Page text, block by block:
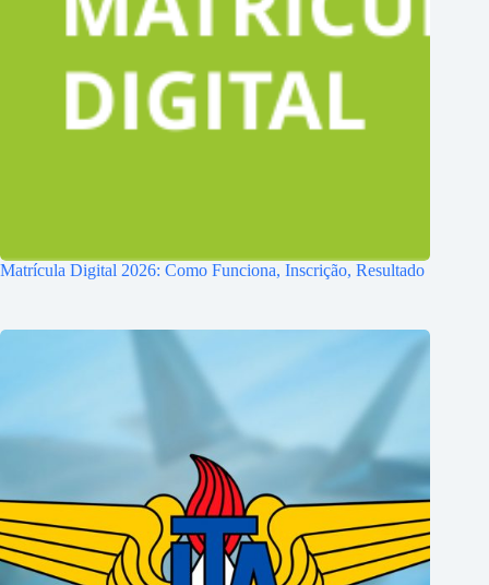
Matrícula Digital 2026: Como Funciona, Inscrição, Resultado